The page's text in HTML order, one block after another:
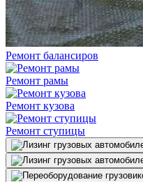
Ремонт балансиров
Ремонт рамы
Ремонт кузова
Ремонт ступицы